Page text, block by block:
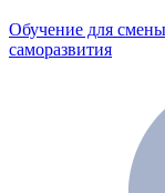
Обучение для
саморазвития